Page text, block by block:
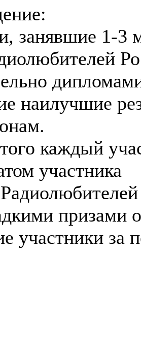
занявшие 1-3
наилучшие
каждый
участника
призами
участники за